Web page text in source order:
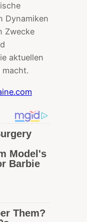
Dynamiken
Zwecke
aktuellen